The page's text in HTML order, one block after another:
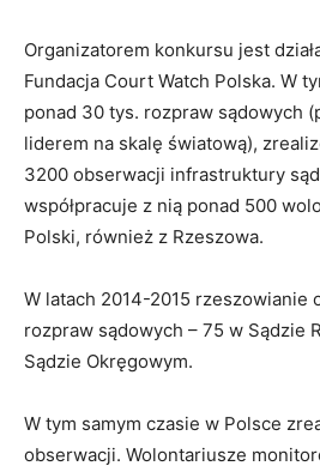
Organizatorem konkursu jest
Fundacja Court Watch Polska. W
ponad 30 tys. rozpraw sądowych
liderem na skalę światową),
3200 obserwacji infrastruktury
współpracuje z nią ponad 500
Polski, również z Rzeszowa.
W latach 2014-2015 rzeszowianie
rozpraw sądowych – 75 w Sądzie
Sądzie Okręgowym.
W tym samym czasie w Polsce
obserwacji. Wolontariusze